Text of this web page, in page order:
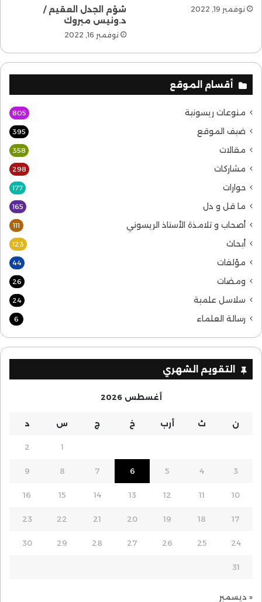
نوفمبر 19, 2022
شؤم الجدل العقيم /
د.ونيس مبروك
نوفمبر 16, 2022
أقسام الموقع
منوعات ريسونية 805
ضيف الموقع 395
مقالات 358
مشاركات 298
حوارات 177
ما قل و دل 165
أصحاب و تلامذة الأستاذ الريسوني 111
أبحاث 123
مؤلفات 44
ومضات 26
سلاسل علمية 24
رسالة العلماء 6
التقويم الشهري
أغسطس 2026
ن ث أرب خ ج س د
1
2
3
4
5
6
7
8
9
10
11
12
13
14
15
16
17
18
19
20
21
22
23
24
25
26
27
28
29
30
31
« ديسمبر